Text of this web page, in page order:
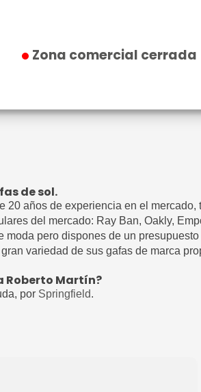
comercial cerrada
Zona comercial cerrada
de sol.
20 años de experiencia en el mercado,
del mercado: Ray Ban, Oakly,
pero dispones de un presupuesto
variedad de sus gafas de marca
Roberto Martín?
por Springfield.